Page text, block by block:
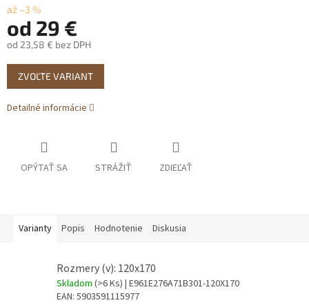
až –3 %
od 29 €
od 23,58 € bez DPH
Jednotková
cena:
ZVOĽTE VARIANT
Detailné informácie
OPÝTAŤ SA STRÁŽIŤ ZDIEĽAŤ
Varianty Popis Hodnotenie Diskusia
Rozmery (v): 120x170
Skladom (>6 Ks) | E961E276A71B301-120X170
EAN: 5903591115977